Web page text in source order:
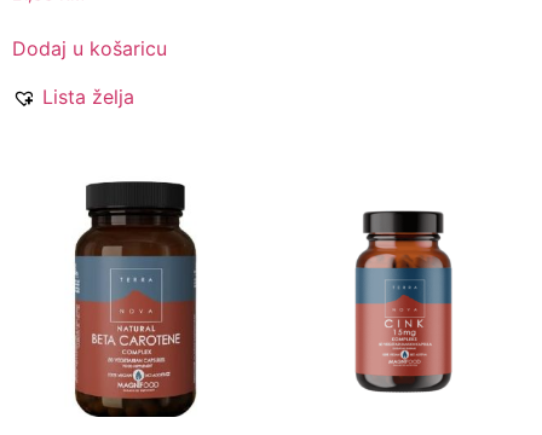
Dodaj u košaricu
Lista želja